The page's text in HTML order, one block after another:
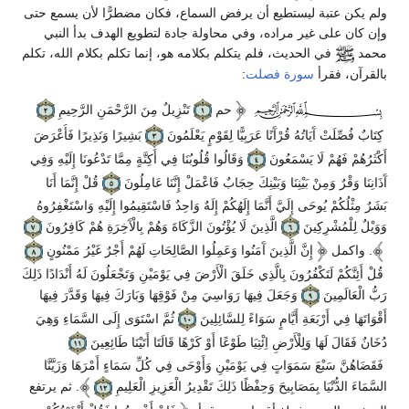
ولم يكن عتبة ليستطيع أن يرفض السماع، فكان مضطرًّا لأن يسمع حتى
وإن كان على غير مراده، وفي محاولة جادة لتطويع الهدف بدأ النبي
محمد
في الحديث، فلم يتكلم بكلامه هو، إنما تكلم بكلام الله، تكلم
بالقرآن، فقرأ سورة فصلت:
حم
تَنْزِيلٌ مِنَ الرَّحْمَنِ الرَّحِيمِ
كِتَابٌ فُصِّلَتْ آَيَاتُهُ قُرْآَنًا عَرَبِيًّا لِقَوْمٍ يَعْلَمُونَ
بَشِيرًا وَنَذِيرًا فَأَعْرَضَ
أَكْثَرُهُمْ فَهُمْ لَا يَسْمَعُونَ
وَقَالُوا قُلُوبُنَا فِي أَكِنَّةٍ مِمَّا تَدْعُونَا إِلَيْهِ وَفِي
آَذَانِنَا وَقْرٌ وَمِنْ بَيْنِنَا وَبَيْنِكَ حِجَابٌ فَاعْمَلْ إِنَّنَا عَامِلُونَ
قُلْ إِنَّمَا أَنَا
بَشَرٌ مِثْلُكُمْ يُوحَى إِلَيَّ أَنَّمَا إِلَهُكُمْ إِلَهٌ وَاحِدٌ فَاسْتَقِيمُوا إِلَيْهِ وَاسْتَغْفِرُوهُ
وَوَيْلٌ لِلْمُشْرِكِينَ
الَّذِينَ لَا يُؤْتُونَ الزَّكَاةَ وَهُمْ بِالْآَخِرَةِ هُمْ كَافِرُونَ
. واكمل
إِنَّ الَّذِينَ آَمَنُوا وَعَمِلُوا الصَّالِحَاتِ لَهُمْ أَجْرٌ غَيْرُ مَمْنُونٍ
قُلْ أَئِنَّكُمْ لَتَكْفُرُونَ بِالَّذِي خَلَقَ الْأَرْضَ فِي يَوْمَيْنِ وَتَجْعَلُونَ لَهُ أَنْدَادًا ذَلِكَ
رَبُّ الْعَالَمِينَ
وَجَعَلَ فِيهَا رَوَاسِيَ مِنْ فَوْقِهَا وَبَارَكَ فِيهَا وَقَدَّرَ فِيهَا
أَقْوَاتَهَا فِي أَرْبَعَةِ أَيَّامٍ سَوَاءً لِلسَّائِلِينَ
ثُمَّ اسْتَوَى إِلَى السَّمَاءِ وَهِيَ
دُخَانٌ فَقَالَ لَهَا وَلِلْأَرْضِ اِئْتِيَا طَوْعًا أَوْ كَرْهًا قَالَتَا أَتَيْنَا طَائِعِينَ
فَقَضَاهُنَّ سَبْعَ سَمَوَاتٍ فِي يَوْمَيْنِ وَأَوْحَى فِي كُلِّ سَمَاءٍ أَمْرَهَا وَزَيَّنَّا
السَّمَاءَ الدُّنْيَا بِمَصَابِيحَ وَحِفْظًا ذَلِكَ تَقْدِيرُ الْعَزِيزِ الْعَلِيمِ
. ثم يرتفع